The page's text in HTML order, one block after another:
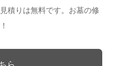
積りは無料です。お墓の修